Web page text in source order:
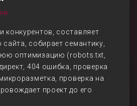
конкурентов, составляет
сайта, собирает семантику,
оптимизацию (robots.txt,
404 ошибка, проверка
проверка на
проект до его